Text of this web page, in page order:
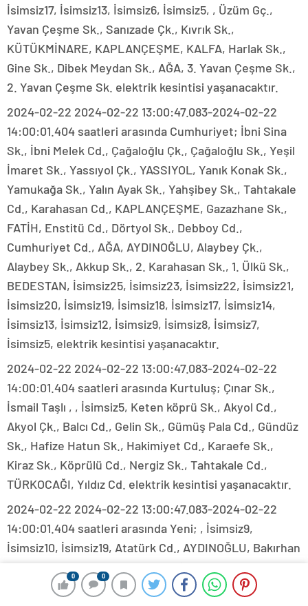
0 0
İsimsiz17, İsimsiz13, İsimsiz6, İsimsiz5, , Üzüm Gç.,
Yavan Çeşme Sk., Sanızade Çk., Kıvrık Sk.,
KÜTÜKMİNARE, KAPLANÇEŞME, KALFA, Harlak Sk.,
Gine Sk., Dibek Meydan Sk., AĞA, 3. Yavan Çeşme Sk.,
2. Yavan Çeşme Sk. elektrik kesintisi yaşanacaktır.
2024-02-22 2024-02-22 13:00:47.083-2024-02-22
14:00:01.404 saatleri arasında Cumhuriyet; İbni Sina
Sk., İbni Melek Cd., Çağaloğlu Çk., Çağaloğlu Sk., Yeşil
İmaret Sk., Yassıyol Çk., YASSIYOL, Yanık Konak Sk.,
Yamukağa Sk., Yalın Ayak Sk., Yahşibey Sk., Tahtakale
Cd., Karahasan Cd., KAPLANÇEŞME, Gazazhane Sk.,
FATİH, Enstitü Cd., Dörtyol Sk., Debboy Cd.,
Cumhuriyet Cd., AĞA, AYDINOĞLU, Alaybey Çk.,
Alaybey Sk., Akkup Sk., 2. Karahasan Sk., 1. Ülkü Sk.,
BEDESTAN, İsimsiz25, İsimsiz23, İsimsiz22, İsimsiz21,
İsimsiz20, İsimsiz19, İsimsiz18, İsimsiz17, İsimsiz14,
İsimsiz13, İsimsiz12, İsimsiz9, İsimsiz8, İsimsiz7,
İsimsiz5, elektrik kesintisi yaşanacaktır.
2024-02-22 2024-02-22 13:00:47.083-2024-02-22
14:00:01.404 saatleri arasında Kurtuluş; Çınar Sk.,
İsmail Taşlı , , İsimsiz5, Keten köprü Sk., Akyol Cd.,
Akyol Çk., Balcı Cd., Gelin Sk., Gümüş Pala Cd., Gündüz
Sk., Hafize Hatun Sk., Hakimiyet Cd., Karaefe Sk.,
Kiraz Sk., Köprülü Cd., Nergiz Sk., Tahtakale Cd.,
TÜRKOCAĞI, Yıldız Cd. elektrik kesintisi yaşanacaktır.
2024-02-22 2024-02-22 13:00:47.083-2024-02-22
14:00:01.404 saatleri arasında Yeni; , İsimsiz9,
İsimsiz10, İsimsiz19, Atatürk Cd., AYDINOĞLU, Bakırhan
Cd., Balcı Cd., BEDESTAN, Belediye Hanı Cd., Kavaflar
Sk., Lütfü Paşa Cd., Mektep Cd., Menekşe Sk., Merve